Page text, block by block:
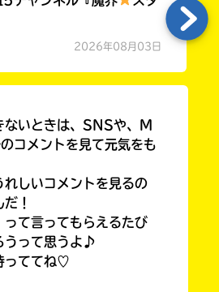
2026年08月03日
ないときは、SNSや、M
コメントを見て元気をも
れしいコメントを見るの
！
って言ってもらえるたび
うって思うよ♪
っててね♡